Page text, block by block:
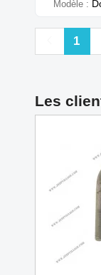
Modèle
1
Les